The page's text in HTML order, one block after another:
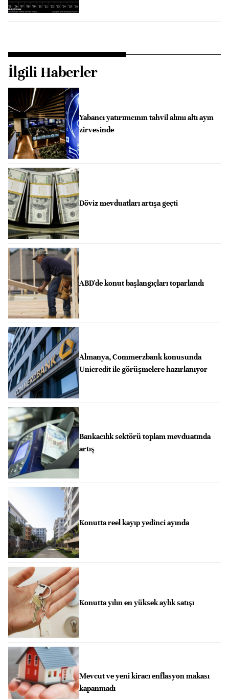
İlgili Haberler
Yabancı yatırımcının tahvil alımı altı ayın
zirvesinde
Döviz mevduatları artışa geçti
ABD'de konut başlangıçları toparlandı
Almanya, Commerzbank konusunda
Unicredit ile görüşmelere hazırlanıyor
Bankacılık sektörü toplam mevduatında
artış
Konutta reel kayıp yedinci ayında
Konutta yılın en yüksek aylık satışı
Mevcut ve yeni kiracı enflasyon makası
kapanmadı